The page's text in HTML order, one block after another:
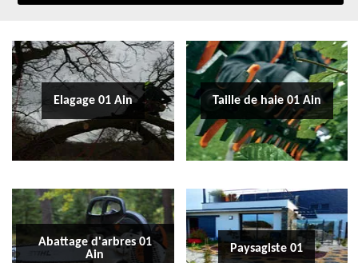
Elagage 01 Ain Taille de haie 01 Ain
Abattage d'arbres 01
Ain
Paysagiste 01